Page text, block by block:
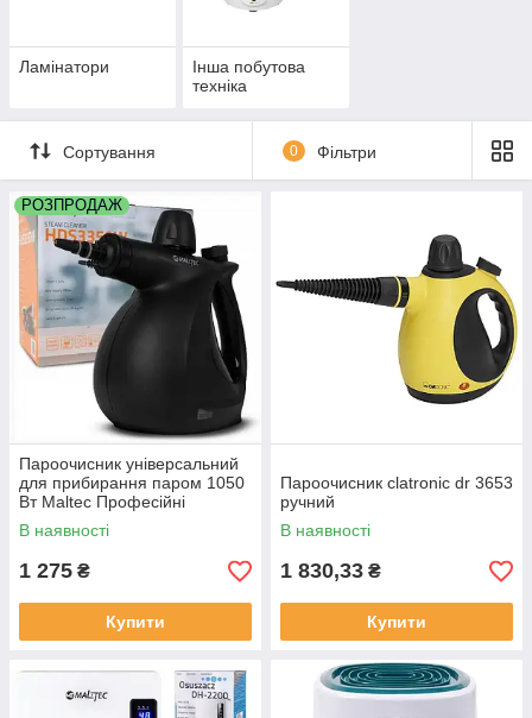
Ламінатори
Інша побутова
техніка
Сортування 0 Фільтри
РОЗПРОДАЖ
Пароочисник універсальний
для прибирання паром 1050
Вт Maltec Професійні
Побутові пароочисники
В наявності
1 275 ₴
Купити
Пароочисник clatronic dr 3653
ручний
В наявності
1 830,33 ₴
Купити